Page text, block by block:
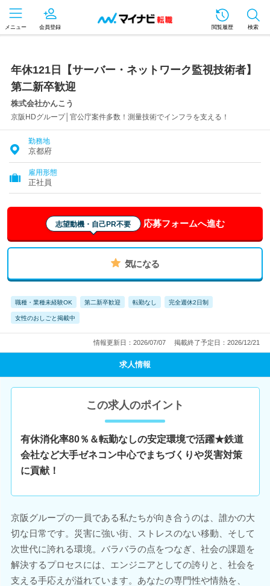
メニュー 会員登録 閲覧履歴 検索
年休121日【サーバー・ネットワーク監視技術者】
第二新卒歓迎
株式会社かんこう
京阪HDグループ│官公庁案件多数！測量技術でインフラを支える！
勤務地
京都府
雇用形態
正社員
志望動機・自己PR不要 応募フォームへ進む
気になる
職種・業種未経験OK 第二新卒歓迎 転勤なし 完全週休2日制
女性のおしごと掲載中
情報更新日：2026/07/07 掲載終了予定日：2026/12/21
求人情報
この求人のポイント
有休消化率80％＆転勤なしの安定環境で活躍★鉄道
会社など大手ゼネコン中心でまちづくりや災害対策
に貢献！
京阪グループの一員である私たちが向き合うのは、誰かの大
切な日常です。災害に強い街、ストレスのない移動、そして
次世代に誇れる環境。バラバラの点をつなぎ、社会の課題を
解決するプロセスには、エンジニアとしての誇りと、社会を
支える手応えが溢れています。あなたの専門性や情熱を、